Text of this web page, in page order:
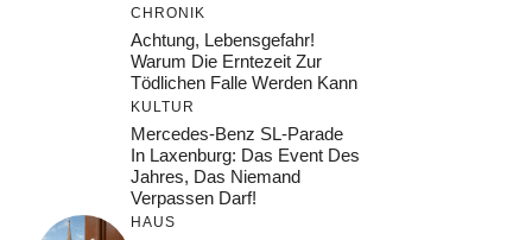
CHRONIK
Achtung, Lebensgefahr!
Warum Die Erntezeit Zur
Tödlichen Falle Werden Kann
KULTUR
Mercedes-Benz SL-Parade
In Laxenburg: Das Event Des
Jahres, Das Niemand
Verpassen Darf!
HAUS